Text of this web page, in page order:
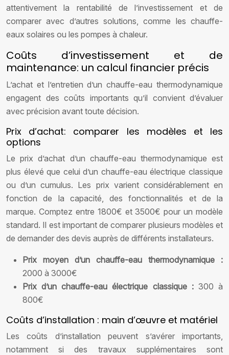
attentivement la rentabilité de l’investissement et de
comparer avec d’autres solutions, comme les chauffe-
eaux solaires ou les pompes à chaleur.
Coûts d’investissement et de
maintenance: un calcul financier précis
L’achat et l’entretien d’un chauffe-eau thermodynamique
engagent des coûts importants qu’il convient d’évaluer
avec précision avant toute décision.
Prix d’achat: comparer les modèles et les
options
Le prix d’achat d’un chauffe-eau thermodynamique est
plus élevé que celui d’un chauffe-eau électrique classique
ou d’un cumulus. Les prix varient considérablement en
fonction de la capacité, des fonctionnalités et de la
marque. Comptez entre 1800€ et 3500€ pour un modèle
standard. Il est important de comparer plusieurs modèles et
de demander des devis auprès de différents installateurs.
Prix moyen d’un chauffe-eau thermodynamique :
2000 à 3000€
Prix d’un chauffe-eau électrique classique : 300 à
800€
Coûts d’installation : main d’œuvre et matériel
Les coûts d’installation peuvent s’avérer importants,
notamment si des travaux supplémentaires sont